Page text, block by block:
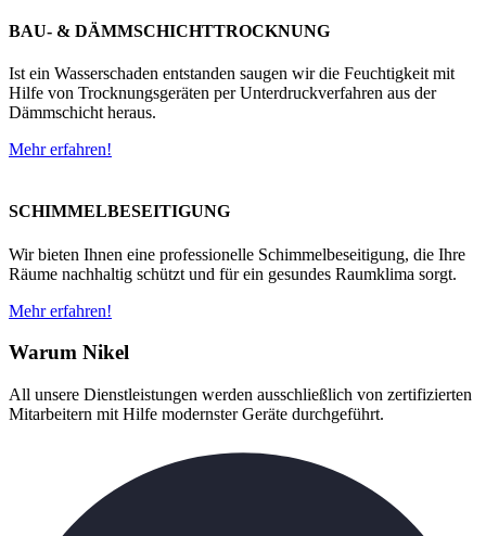
BAU- & DÄMMSCHICHTTROCKNUNG
Ist ein Wasserschaden entstanden saugen wir die Feuchtigkeit mit
Hilfe von Trocknungsgeräten per Unterdruckverfahren aus der
Dämmschicht heraus.
Mehr erfahren!
SCHIMMELBESEITIGUNG
Wir bieten Ihnen eine professionelle Schimmelbeseitigung, die Ihre
Räume nachhaltig schützt und für ein gesundes Raumklima sorgt.
Mehr erfahren!
Warum Nikel
All unsere Dienstleistungen werden ausschließlich von zertifizierten
Mitarbeitern mit Hilfe modernster Geräte durchgeführt.